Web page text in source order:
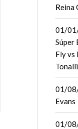
Reina
01/
Súper
Fly vs
Tonalli
01/
Evans
01/